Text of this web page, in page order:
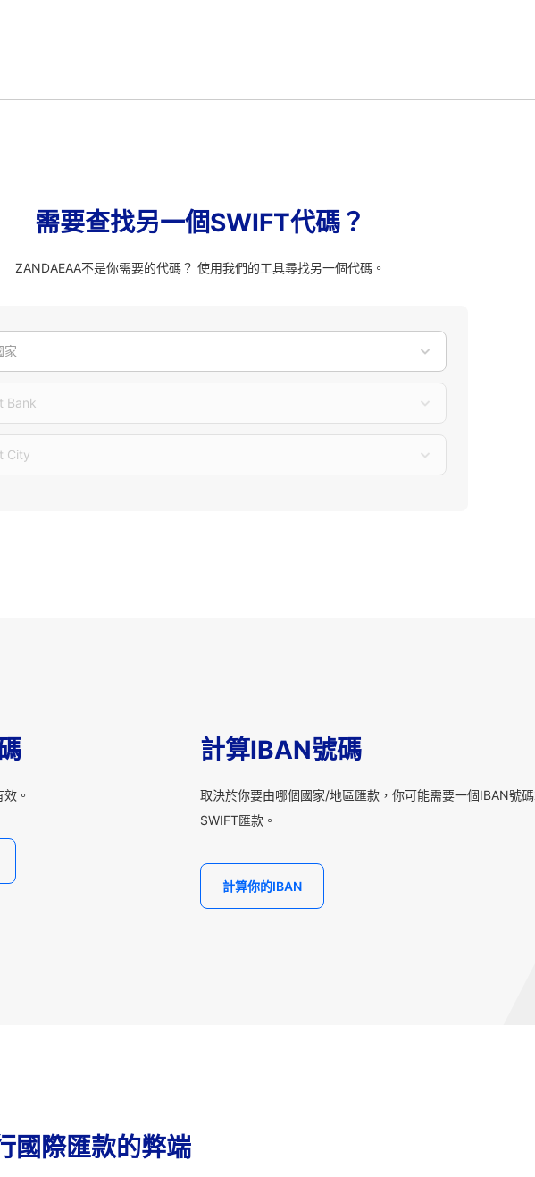
需要查找另一個SWIFT代碼？
ZANDAEAA不是你需要的代碼？ 使用我們的工具尋找另一個代碼。
家
Bank
City
。
計算IBAN號碼
取決於你要由哪個國家/地區匯款，你可能需要一個IBAN號
SWIFT匯款。
計算你的IBAN
國際匯款的弊端